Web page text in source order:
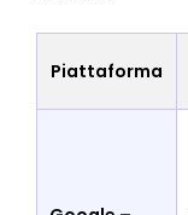
Piattaforma